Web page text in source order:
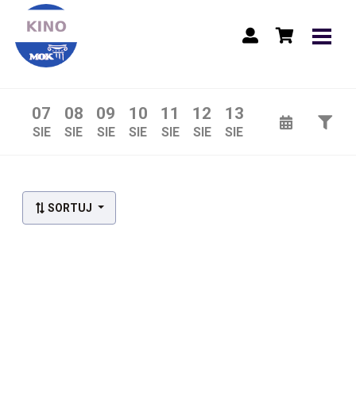
07
SIE
08
SIE
09
SIE
10
SIE
11
SIE
12
SIE
13
SIE
Lista wydarzeń:
SORTUJ